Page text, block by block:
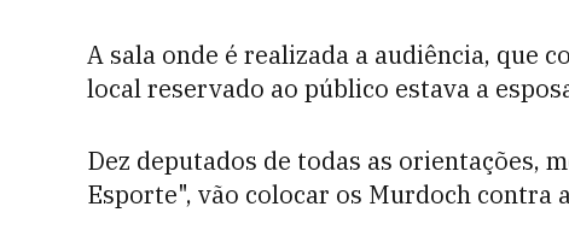
A sala onde é realizada a audiência, que
local reservado ao público estava a
Dez deputados de todas as orientações,
Esporte", vão colocar os Murdoch contra